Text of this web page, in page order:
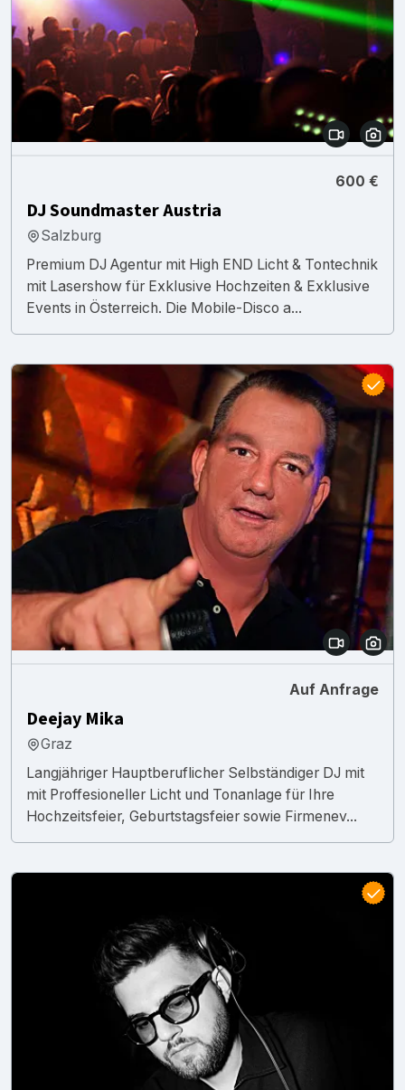
600 €
DJ Soundmaster Austria
Salzburg
Premium DJ Agentur mit High END Licht & Tontechnik
mit Lasershow für Exklusive Hochzeiten & Exklusive
Events in Österreich. Die Mobile-Disco a...
Auf Anfrage
Deejay Mika
Graz
Langjähriger Hauptberuflicher Selbständiger DJ mit
mit Proffesioneller Licht und Tonanlage für Ihre
Hochzeitsfeier, Geburtstagsfeier sowie Firmenev...